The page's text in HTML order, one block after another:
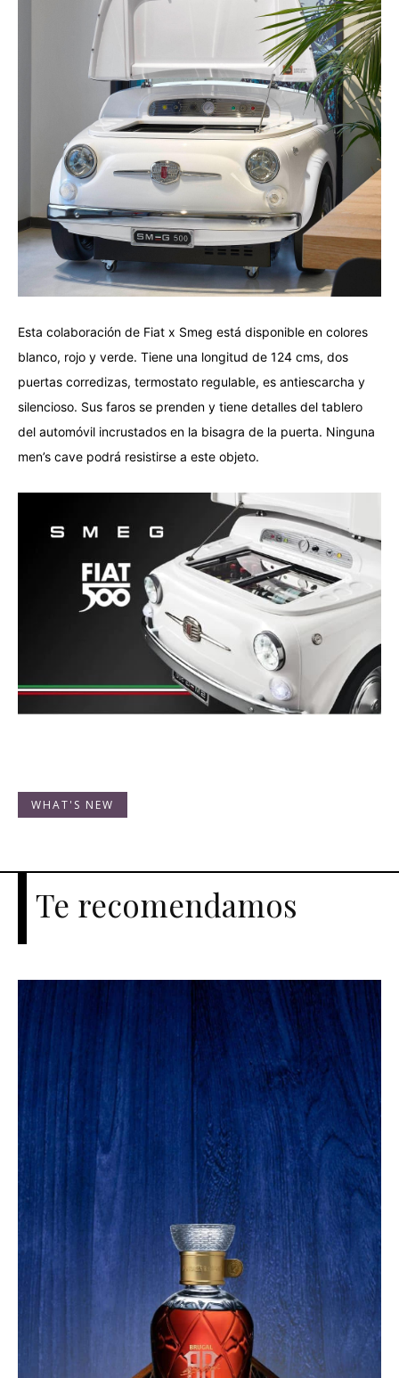
Esta colaboración de Fiat x Smeg está disponible en colores
blanco, rojo y verde. Tiene una longitud de 124 cms, dos
puertas corredizas, termostato regulable, es antiescarcha y
silencioso. Sus faros se prenden y tiene detalles del tablero
del automóvil incrustados en la bisagra de la puerta. Ninguna
men’s cave podrá resistirse a este objeto.
WHAT'S NEW
Te recomendamos